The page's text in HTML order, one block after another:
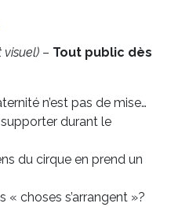
visuel) – Tout public dès
n’est pas de mise…
durant le
du cirque en prend un
« choses s’arrangent »?